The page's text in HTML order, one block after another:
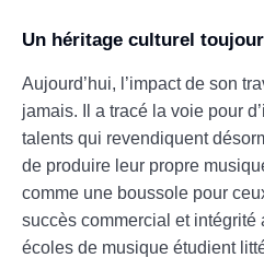
Un héritage culturel
Aujourd’hui, l’impact de son
jamais. Il a tracé la voie pour
talents qui revendiquent
de produire leur propre
comme une boussole pour
succès commercial et intégrité
écoles de musique étudient